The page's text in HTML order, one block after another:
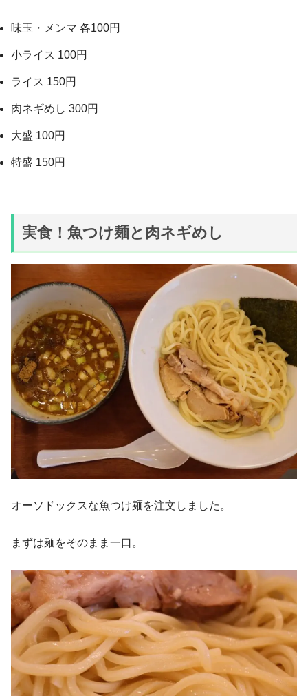
味玉・メンマ 各100円
小ライス 100円
ライス 150円
肉ネギめし 300円
大盛 100円
特盛 150円
実食！魚つけ麺と肉ネギめし
オーソドックスな魚つけ麺を注文しました。
まずは麺をそのまま一口。